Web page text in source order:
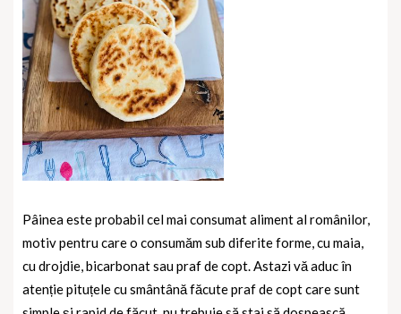
Pâinea este probabil cel mai consumat aliment al românilor,
motiv pentru care o consumăm sub diferite forme, cu maia,
cu drojdie, bicarbonat sau praf de copt. Astazi vă aduc în
atenție pituțele cu smântână făcute praf de copt care sunt